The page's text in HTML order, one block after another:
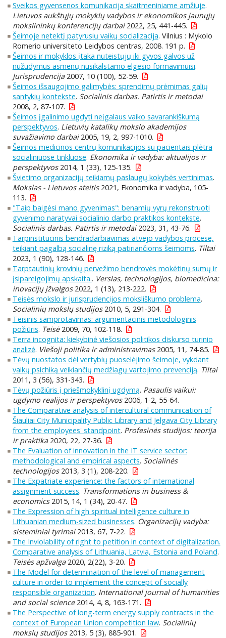
Sveikos gyvensenos komunikacija skaitmeniniame amžiuje.
Lietuvos aukštųjų mokyklų vadybos ir ekonomikos jaunųjų
mokslininkų konferencijų darbai2022, 25, 441-445.
Šeimoje netektį patyrusių vaikų socializacija. Vilnius : Mykolo
Romerio universiteto Leidybos centras, 2008. 191 p.
Šeimos ir mokyklos įtaka nuteistųjų iki gyvos galvos už
nužudymus asmenų nusikalstamo elgesio formavimuisi.
Jurisprudencija2007, 10 (100), 52-59.
Šeimos išsaugojimo galimybės: sprendimų prėmimas galių
santykių kontekste. Socialinis darbas. Patirtis ir metodai
2008, 2, 87-107.
Šeimos įgalinimo ugdyti neįgalaus vaiko savarankiškumą
perspektyvos. Lietuvių katalikų mokslo akademijos
suvažiavimo darbai2005, 19, 2, 997-1010.
Šeimos medicinos centrų komunikacijos su pacientais plėtra
socialiniuose tinkluose. Ekonomika ir vadyba: aktualijos ir
perspektyvos2014, 1 (33), 125-135.
Švietimo organizacijų teikiamų paslaugų kokybės vertinimas.
Mokslas - Lietuvos ateitis2021, Ekonomika ir vadyba, 105-
113.
"Taip baigėsi mano gyvenimas": benamių vyrų rekonstruoti
gyvenimo naratyvai socialinio darbo praktikos kontekste.
Socialinis darbas. Patirtis ir metodai2023, 31, 43-76.
Tarpinstitucinis bendradarbiavimas atvejo vadybos procese,
teikiant pagalbą socialinę riziką patiriančioms šeimoms. Tiltai
2023, 1 (90), 128-146.
Tarptautinių krovinių pervežimo bendrovės mokėtinų sumų ir
įsipareigojimų apskaita.. Verslas, technologijos, biomedicina:
inovacijų įžvalgos2022, 1 (13), 213-222.
Teisės mokslo ir jurisprudencijos moksliškumo problema.
Socialinių mokslų studijos2010, 5, 291-304.
Teisinis samprotavimas: argumentacinis metodologinis
požiūris. Teisė2009, 70, 102-118.
Terra incognita: kiekybinė viešosios politikos diskurso turinio
analizė. Viešoji politika ir administravimas2005, 11, 74-85.
Tėvų nuostatos dėl vertybių puoselėjimo šeimoje, vykdant
vaikų psichiką veikiančių medžiagų vartojimo prevenciją. Tiltai
2011, 3 (56), 331-343.
Tėvų požiūris į priešmokyklinį ugdymą. Pasaulis vaikui:
ugdymo realijos ir perspektyvos2006, 1-2, 55-64.
The Comparative analysis of intercultural communication of
Šiauliai City Municipality Public Library and Jelgava City Library
from the employees' standpoint. Profesinės studijos: teorija
ir praktika2020, 22, 27-36.
The Evaluation of innovation in the IT service sector:
methodological and empirical aspects. Socialinės
technologijos2013, 3 (1), 208-220.
The Expatriate experience: the factors of international
assignment success. Transformations in business &
economics2015, 14, 1 (34), 20-47.
The Expression of high spiritual intelligence culture in
Lithuanian medium-sized businesses. Organizacijų vadyba:
sisteminiai tyrimai2013, 67, 7-22.
The Inviolability of right to petition in context of digitalization.
Comparative analysis of Lithuania, Latvia, Estonia and Poland.
Teisės apžvalga2020, 2(22), 3-20.
The Model for determination of the level of management
culture in order to implement the concept of socially
responsible organization. International journal of humanities
and social science2014, 4, 8, 163-171.
The Perspective of long-term energy supply contracts in the
context of European Union competition law. Socialinių
mokslų studijos2013, 5 (3), 885-901.